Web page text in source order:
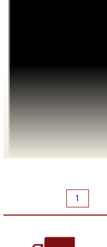
sáng lại có những
1